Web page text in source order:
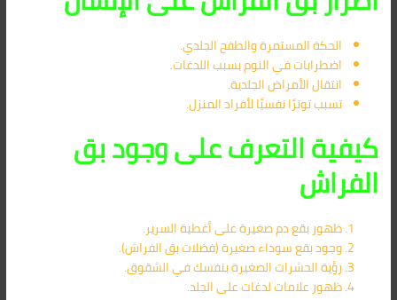
الحكة المستمرة والطفح الجلدي.
اضطرابات في النوم بسبب اللدغات.
انتقال الأمراض الجلدية.
تسبب توترًا نفسيًا لأفراد المنزل.
كيفية التعرف على وجود بق
الفراش
ظهور بقع دم صغيرة على أغطية السرير.
وجود بقع سوداء صغيرة (فضلات بق الفراش).
رؤية الحشرات الصغيرة بنفسك في الشقوق.
ظهور علامات لدغات على الجلد.